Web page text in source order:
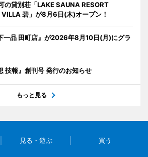
の貸別荘「LAKE SAUNA RESORT
碧」が8月6日(木)オープン！
一品 田町店』が2026年8月10日(月)にグラ
技報』創刊号 発行のお知らせ
もっと見る
見る・遊ぶ 買う